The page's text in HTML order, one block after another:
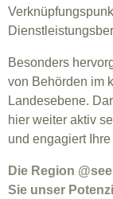
Besonders
von Behörden im
Landesebene.
hier weiter aktiv
und engagiert
Die Region
Sie unser